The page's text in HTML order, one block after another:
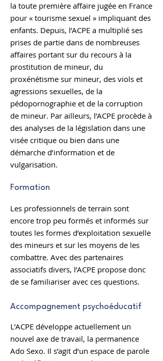
la toute première affaire jugée en France
pour « tourisme sexuel » impliquant des
enfants. Depuis, l’ACPE a multiplié ses
prises de partie dans de nombreuses
affaires portant sur du recours à la
prostitution de mineur, du
proxénétisme sur mineur, des viols et
agressions sexuelles, de la
pédopornographie et de la corruption
de mineur. Par ailleurs, l’ACPE procède à
des analyses de la législation dans une
visée critique ou bien dans une
démarche d’information et de
vulgarisation.
Formation
Les professionnels de terrain sont
encore trop peu formés et informés sur
toutes les formes d’exploitation sexuelle
des mineurs et sur les moyens de les
combattre. Avec des partenaires
associatifs divers, l’ACPE propose donc
de se familiariser avec ces questions.
Accompagnement psychoéducatif
L’ACPE développe actuellement un
nouvel axe de travail, la permanence
Ado Sexo. Il s’agit d’un espace de parole